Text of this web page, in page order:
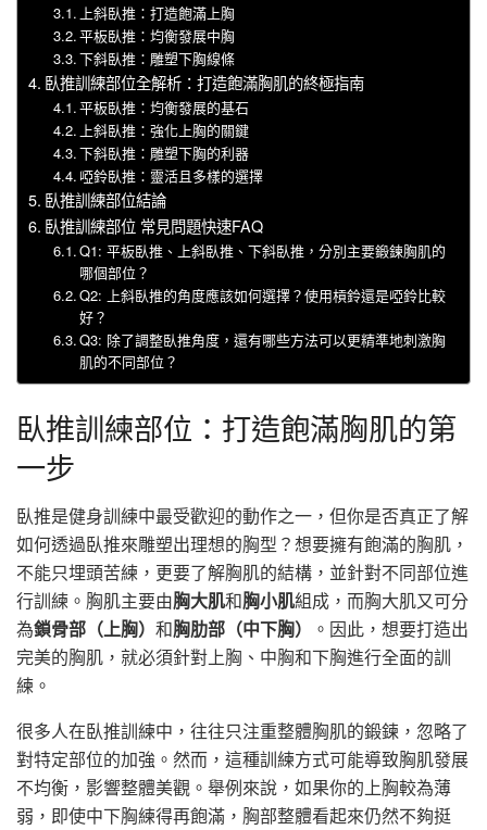
上斜臥推：打造飽滿上胸
平板臥推：均衡發展中胸
下斜臥推：雕塑下胸線條
臥推訓練部位全解析：打造飽滿胸肌的終極指南
平板臥推：均衡發展的基石
上斜臥推：強化上胸的關鍵
下斜臥推：雕塑下胸的利器
啞鈴臥推：靈活且多樣的選擇
臥推訓練部位結論
臥推訓練部位 常見問題快速FAQ
Q1: 平板臥推、上斜臥推、下斜臥推，分別主要鍛鍊胸肌的
哪個部位？
Q2: 上斜臥推的角度應該如何選擇？使用槓鈴還是啞鈴比較
好？
Q3: 除了調整臥推角度，還有哪些方法可以更精準地刺激胸
肌的不同部位？
臥推訓練部位：打造飽滿胸肌的第
一步
臥推是健身訓練中最受歡迎的動作之一，但你是否真正了解
如何透過臥推來雕塑出理想的胸型？想要擁有飽滿的胸肌，
不能只埋頭苦練，更要了解胸肌的結構，並針對不同部位進
行訓練。胸肌主要由胸大肌和胸小肌組成，而胸大肌又可分
為鎖骨部（上胸） 和胸肋部（中下胸）
。因此，想要打造出
完美的胸肌，就必須針對上胸、中胸和下胸進行全面的訓
練。
很多人在臥推訓練中，往往只注重整體胸肌的鍛鍊，忽略了
對特定部位的加強。然而，這種訓練方式可能導致胸肌發展
不均衡，影響整體美觀。舉例來說，如果你的上胸較為薄
弱，即使中下胸練得再飽滿，胸部整體看起來仍然不夠挺